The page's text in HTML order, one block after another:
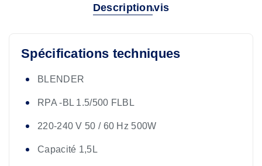
DescriptionAvis
Spécifications techniques
BLENDER
RPA -BL 1.5/500 FLBL
220-240 V 50 / 60 Hz 500W
Capacité 1,5L